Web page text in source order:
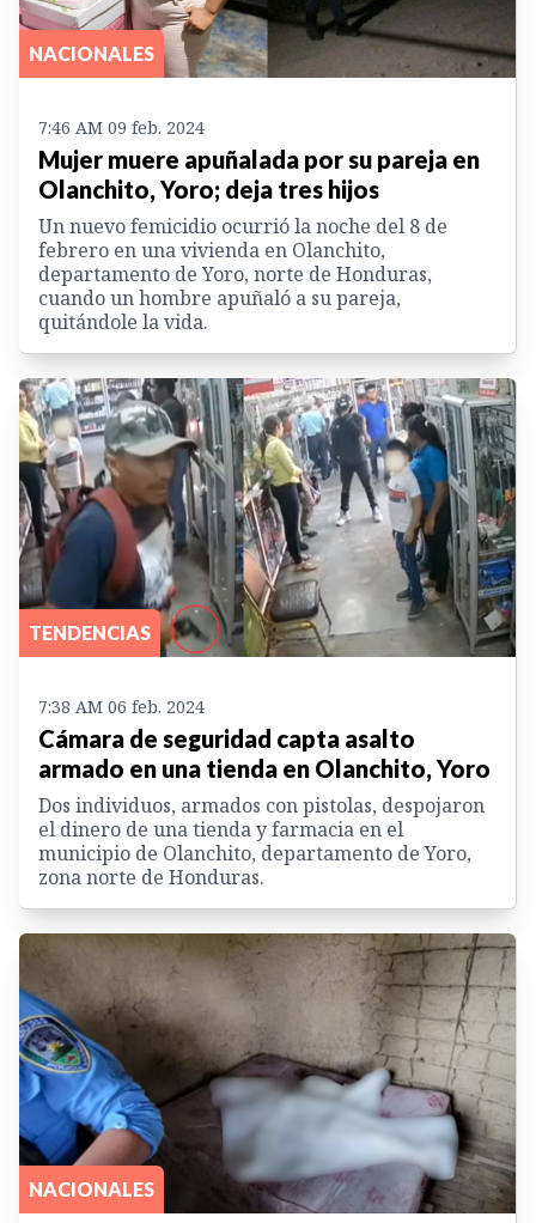
NACIONALES
7:46 AM 09 feb. 2024
Mujer muere apuñalada por su pareja en
Olanchito, Yoro; deja tres hijos
Un nuevo femicidio ocurrió la noche del 8 de
febrero en una vivienda en Olanchito,
departamento de Yoro, norte de Honduras,
cuando un hombre apuñaló a su pareja,
quitándole la vida.
TENDENCIAS
7:38 AM 06 feb. 2024
Cámara de seguridad capta asalto
armado en una tienda en Olanchito, Yoro
Dos individuos, armados con pistolas, despojaron
el dinero de una tienda y farmacia en el
municipio de Olanchito, departamento de Yoro,
zona norte de Honduras.
NACIONALES